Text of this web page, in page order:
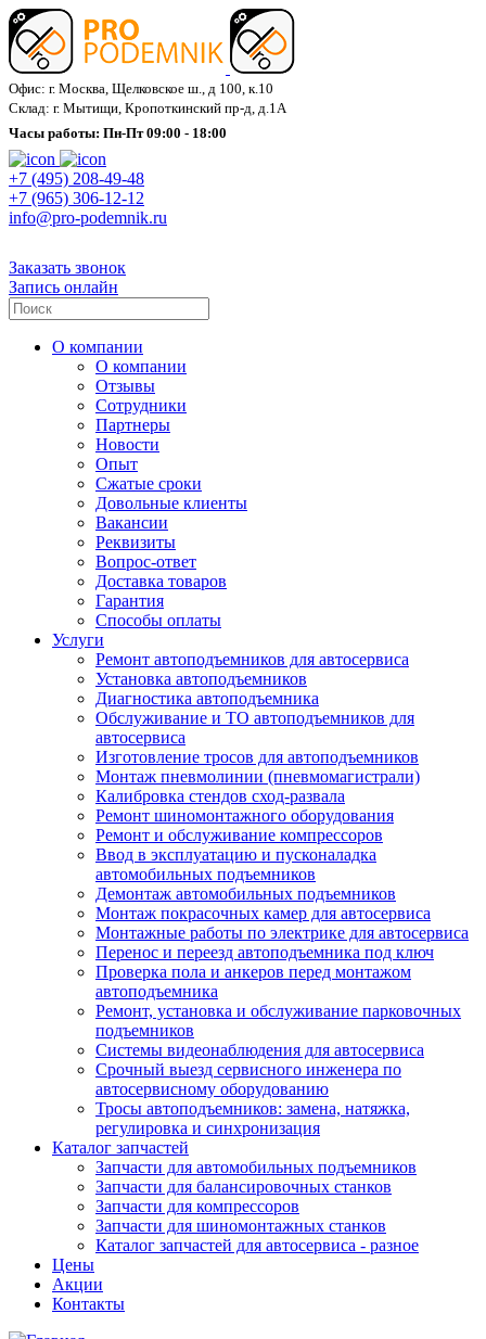
Офис: г. Москва, Щелковское ш., д 100, к.10
Склад: г. Мытищи, Кропоткинский пр-д, д.1А
Часы работы: Пн-Пт 09:00 - 18:00
+7 (495) 208-49-48
+7 (965) 306-12-12
info@pro-podemnik.ru
Заказать звонок
Запись онлайн
О компании
О компании
Отзывы
Сотрудники
Партнеры
Новости
Опыт
Сжатые сроки
Довольные клиенты
Вакансии
Реквизиты
Вопрос-ответ
Доставка товаров
Гарантия
Способы оплаты
Услуги
Ремонт автоподъемников для автосервиса
Установка автоподъемников
Диагностика автоподъемника
Обслуживание и ТО автоподъемников для
автосервиса
Изготовление тросов для автоподъемников
Монтаж пневмолинии (пневмомагистрали)
Калибровка стендов сход-развала
Ремонт шиномонтажного оборудования
Ремонт и обслуживание компрессоров
Ввод в эксплуатацию и пусконаладка
автомобильных подъемников
Демонтаж автомобильных подъемников
Монтаж покрасочных камер для автосервиса
Монтажные работы по электрике для автосервиса
Перенос и переезд автоподъемника под ключ
Проверка пола и анкеров перед монтажом
автоподъемника
Ремонт, установка и обслуживание парковочных
подъемников
Системы видеонаблюдения для автосервиса
Срочный выезд сервисного инженера по
автосервисному оборудованию
Тросы автоподъемников: замена, натяжка,
регулировка и синхронизация
Каталог запчастей
Запчасти для автомобильных подъемников
Запчасти для балансировочных станков
Запчасти для компрессоров
Запчасти для шиномонтажных станков
Каталог запчастей для автосервиса - разное
Цены
Акции
Контакты